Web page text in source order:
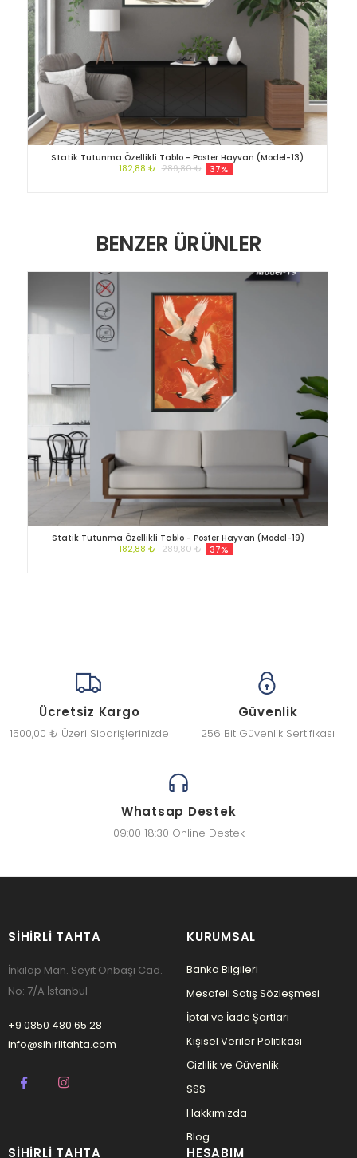
Statik Tutunma Özellikli Tablo - Poster Hayvan (Model-13)
182,88 ₺ 289,80 ₺ 37%
BENZER ÜRÜNLER
Statik Tutunma Özellikli Tablo - Poster Hayvan (Model-19)
182,88 ₺ 289,80 ₺ 37%
Ücretsiz Kargo
1500,00 ₺ Üzeri Siparişlerinizde
Güvenlik
256 Bit Güvenlik Sertifikası
Whatsap Destek
09:00 18:30 Online Destek
SIHIRLI TAHTA
İnkılap Mah. Seyit Onbaşı Cad.
No: 7/A İstanbul
+9 0850 480 65 28
info@sihirlitahta.com
KURUMSAL
Banka Bilgileri
Mesafeli Satış Sözleşmesi
İptal ve İade Şartları
Kişisel Veriler Politikası
Gizlilik ve Güvenlik
SSS
Hakkımızda
Blog
SIHIRLI TAHTA HESABIM